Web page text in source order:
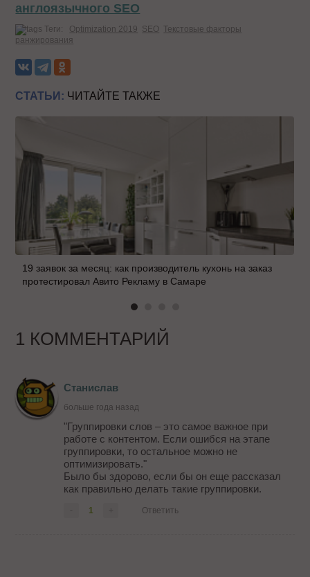
англоязычного SEO
Теги: Optimization 2019 SEO Текстовые факторы
ранжирования
СТАТЬИ: ЧИТАЙТЕ ТАКЖЕ
19 заявок за месяц: как производитель кухонь на заказ
протестировал Авито Рекламу в Самаре
1 КОММЕНТАРИЙ
Станислав
больше года назад
"Группировки слов – это самое важное при
работе с контентом. Если ошибся на этапе
группировки, то остальное можно не
оптимизировать."
Было бы здорово, если бы он еще рассказал
как правильно делать такие группировки.
1 Ответить